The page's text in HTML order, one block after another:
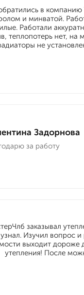
в компанию
и минватой.
Работали
теплопотерь нет, на
не
Задорнова
за работу
заказывал
Изучил вопрос
выходит дороже
утепления! После